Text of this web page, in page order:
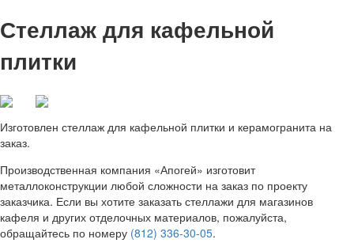
Стеллаж для кафельной
плитки
Изготовлен стеллаж для кафельной плитки и керамогранита на
заказ.
Производственная компания «Апогей» изготовит
металлоконструкции любой сложности на заказ по проекту
заказчика. Если вы хотите заказать стеллажи для магазинов
кафеля и других отделочных материалов, пожалуйста,
обращайтесь по номеру (812) 336-30-05.